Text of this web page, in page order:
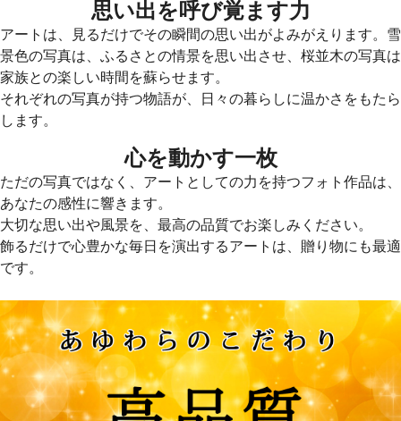
思い出を呼び覚ます力
アートは、見るだけでその瞬間の思い出がよみがえります。雪
景色の写真は、ふるさとの情景を思い出させ、桜並木の写真は
家族との楽しい時間を蘇らせます。
それぞれの写真が持つ物語が、日々の暮らしに温かさをもたら
します。
心を動かす一枚
ただの写真ではなく、アートとしての力を持つフォト作品は、
あなたの感性に響きます。
大切な思い出や風景を、最高の品質でお楽しみください。
飾るだけで心豊かな毎日を演出するアートは、贈り物にも最適
です。